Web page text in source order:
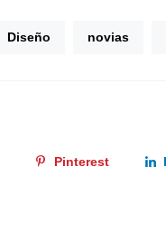
Diseño novias
Pinterest